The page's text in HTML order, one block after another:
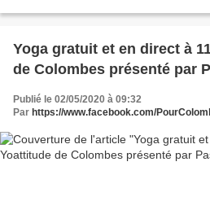
Yoga gratuit et en direct à
de Colombes présenté par
Publié le 02/05/2020 à 09:32
Par https://www.facebook.com/